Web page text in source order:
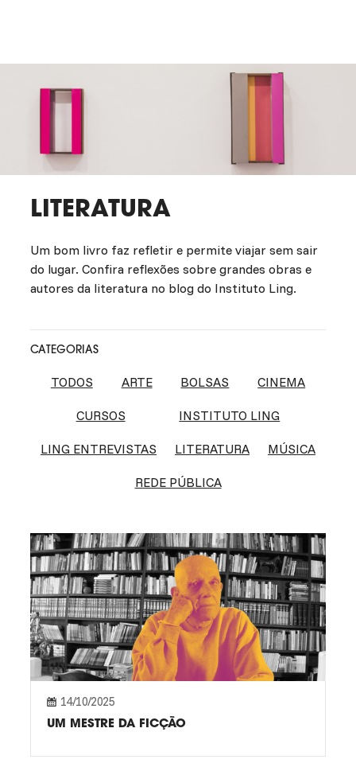
LITERATURA
Um bom livro faz refletir e permite viajar sem sair
do lugar. Confira reflexões sobre grandes obras e
autores da literatura no blog do Instituto Ling.
CATEGORIAS
TODOS ARTE BOLSAS CINEMA
CURSOS INSTITUTO LING
LING ENTREVISTAS LITERATURA MÚSICA
REDE PÚBLICA
14/10/2025
UM MESTRE DA FICÇÃO